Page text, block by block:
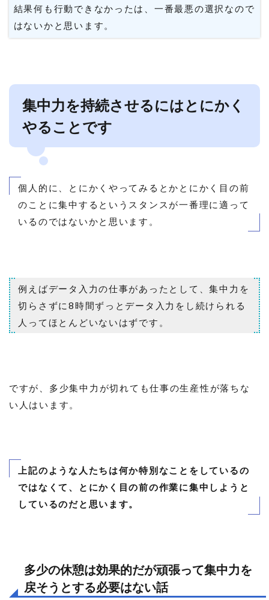
結果何も行動できなかったは、一番最悪の選択なので
はないかと思います。
集中力を持続させるにはとにかく
やることです
個人的に、とにかくやってみるとかとにかく目の前
のことに集中するというスタンスが一番理に適って
いるのではないかと思います。
例えばデータ入力の仕事があったとして、集中力を
切らさずに8時間ずっとデータ入力をし続けられる
人ってほとんどいないはずです。
ですが、多少集中力が切れても仕事の生産性が落ちな
い人はいます。
上記のような人たちは何か特別なことをしているの
ではなくて、とにかく目の前の作業に集中しようと
しているのだと思います。
多少の休憩は効果的だが頑張って集中力を
戻そうとする必要はない話